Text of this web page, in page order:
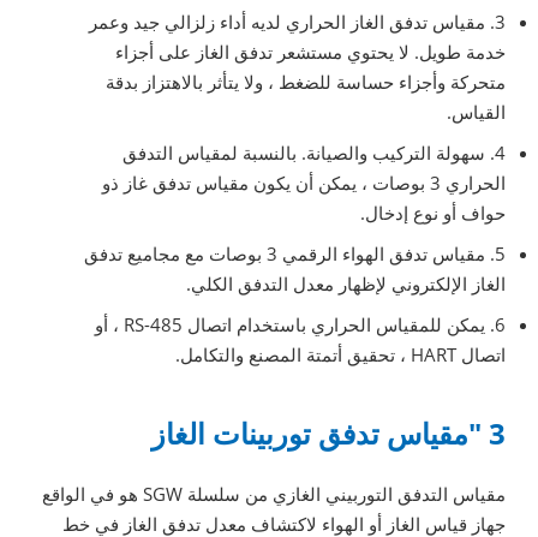
3. مقياس تدفق الغاز الحراري لديه أداء زلزالي جيد وعمر
خدمة طويل. لا يحتوي مستشعر تدفق الغاز على أجزاء
متحركة وأجزاء حساسة للضغط ، ولا يتأثر بالاهتزاز بدقة
القياس.
4. سهولة التركيب والصيانة. بالنسبة لمقياس التدفق
الحراري 3 بوصات ، يمكن أن يكون مقياس تدفق غاز ذو
حواف أو نوع إدخال.
5. مقياس تدفق الهواء الرقمي 3 بوصات مع مجاميع تدفق
الغاز الإلكتروني لإظهار معدل التدفق الكلي.
6. يمكن للمقياس الحراري باستخدام اتصال RS-485 ، أو
اتصال HART ، تحقيق أتمتة المصنع والتكامل.
3 "مقياس تدفق توربينات الغاز
مقياس التدفق التوربيني الغازي من سلسلة SGW هو في الواقع
جهاز قياس الغاز أو الهواء لاكتشاف معدل تدفق الغاز في خط